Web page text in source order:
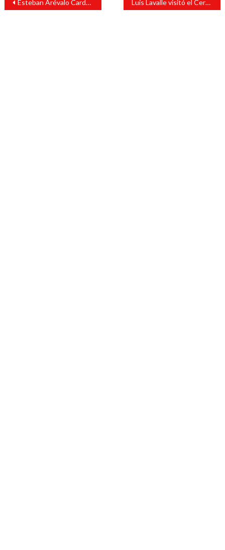
entradas
Esteban Arévalo Cardoza sigue con la actividad proselitista Luis Lavalle visitó el Cerro de las Iguanas